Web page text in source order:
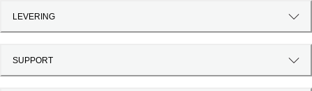
LEVERING
SUPPORT